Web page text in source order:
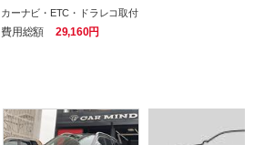
カーナビ・ETC・ドラレコ取付
費用総額 29,160円